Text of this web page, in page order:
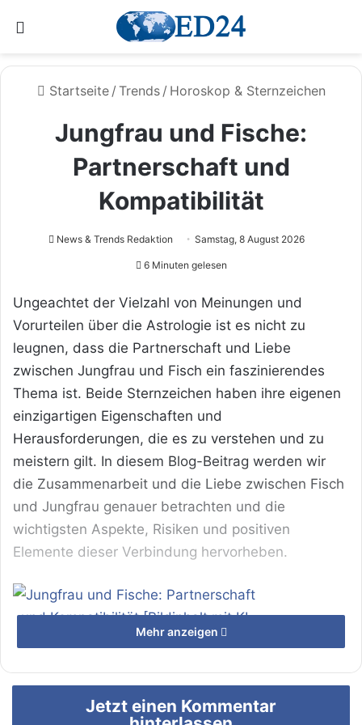
Startseite / Trends / Horoskop & Sternzeichen
Jungfrau und Fische:
Partnerschaft und
Kompatibilität
News & Trends Redaktion Samstag, 8 August 2026
6 Minuten gelesen
Ungeachtet der Vielzahl von Meinungen und
Vorurteilen über die Astrologie ist es nicht zu
leugnen, dass die Partnerschaft und Liebe
zwischen Jungfrau und Fisch ein faszinierendes
Thema ist. Beide Sternzeichen haben ihre eigenen
einzigartigen Eigenschaften und
Herausforderungen, die es zu verstehen und zu
meistern gilt. In diesem Blog-Beitrag werden wir
die Zusammenarbeit und die Liebe zwischen Fisch
und Jungfrau genauer betrachten und die
wichtigsten Aspekte, Risiken und positiven
Elemente dieser Verbindung hervorheben.
Jungfrau und Fische: Partnerschaft und
Kompatibilität [Bildinhalt mit KI erstellt]
Mehr anzeigen
Jetzt einen Kommentar